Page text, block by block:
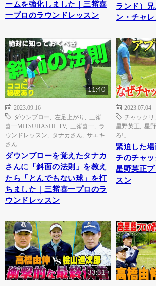
ームを強化しました｜三觜喜
一プロのラウンドレッスン
ランド）
ン・チャ
11:40
2023.09.16
ダウンブロー
左足上がり
三觜
喜一MITSUHASHI TV, 三觜喜一
ラ
ウンドレッスン
タナカさん
サエキ
さん
ダウンブローを覚えたタナカ
さんに「斜面の法則」を教え
たら「とんでもない球」を打
ちました｜三觜喜一プロのラ
ウンドレッスン
2023.07.04
チャックリ
星野英正
星
ろ!」
緊迫した
チのチャッ
星野英正
スン
33:31